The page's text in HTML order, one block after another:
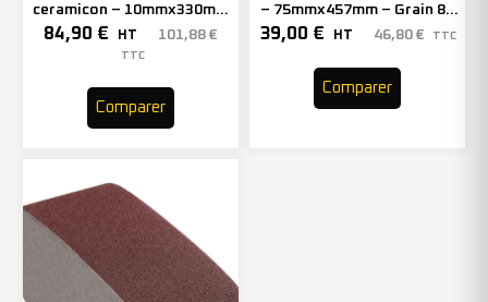
ceramicon – 10mmx330mm
– Grain 80 – 333003 (x50)
84,90 € HT 101,88 €
TTC
Comparer
– 75mmx457mm – Grain 80
– 301410 (x20)
39,00 € HT 46,80 € TTC
Comparer